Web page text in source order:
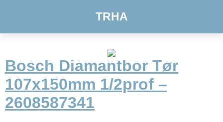
TRHA
Bosch Diamantbor Tør
107x150mm 1/2prof –
2608587341